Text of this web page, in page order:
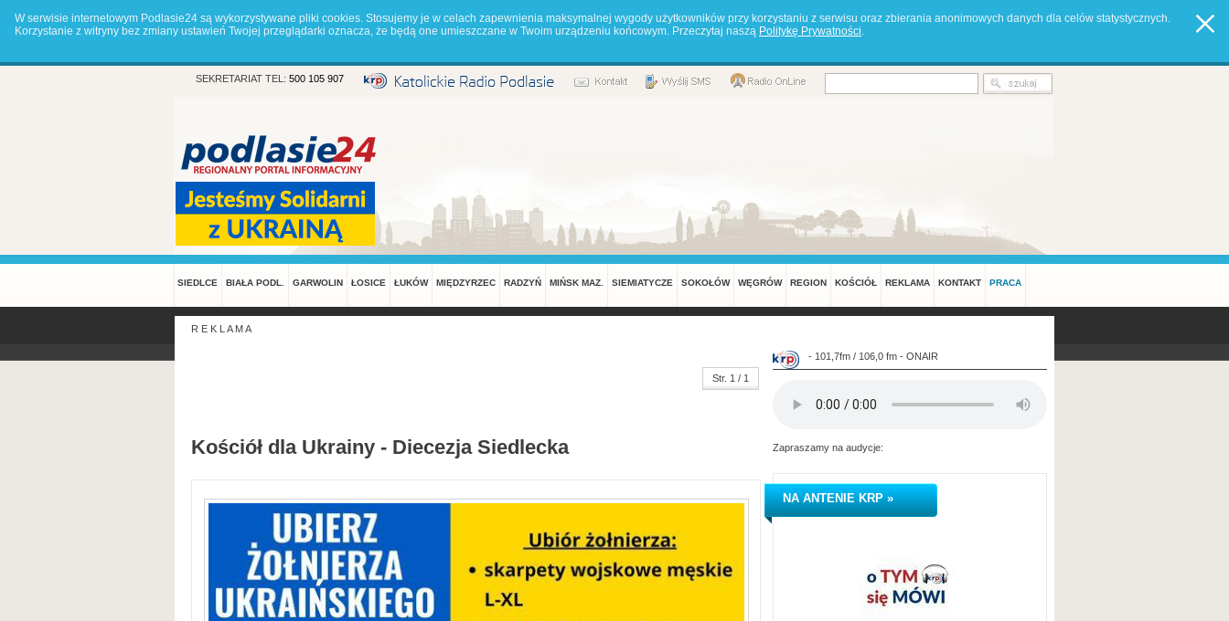
W serwisie internetowym Podlasie24 są wykorzystywane pliki cookies. Stosujemy je w celach zapewnienia maksymalnej wygody użytkowników przy korzystaniu z serwisu oraz zbierania anonimowych danych dla celów statystycznych.
Korzystanie z witryny bez zmiany ustawień Twojej przeglądarki oznacza, że będą one umieszczane w Twoim urządzeniu końcowym. Przeczytaj naszą Politykę Prywatności.
SEKRETARIAT TEL: 500 105 907
SIEDLCE BIAŁA PODL. GARWOLIN ŁOSICE ŁUKÓW MIĘDZYRZEC RADZYŃ MIŃSK MAZ. SIEMIATYCZE SOKOŁÓW WĘGRÓW REGION KOŚCIÓŁ REKLAMA KONTAKT PRACA
R E K L A M A
Str. 1 / 1
Kościół dla Ukrainy - Diecezja Siedlecka
- 101,7fm / 106,0 fm - ONAIR
Zapraszamy na audycje:
NA ANTENIE KRP »